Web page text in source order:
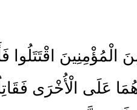
الْمُؤْمِنِينَ اقْتَتَلُوا
عَلَى الْأُخْرَى